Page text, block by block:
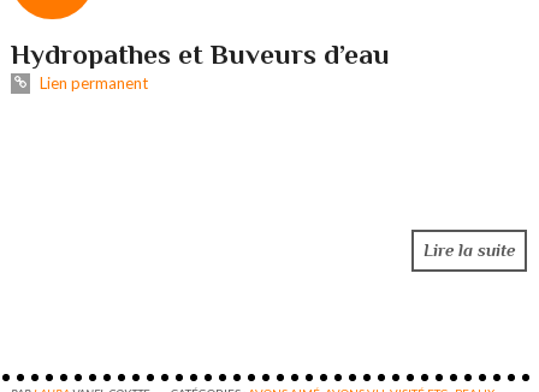
Hydropathes et Buveurs d’eau
Lien permanent
Lire la suite